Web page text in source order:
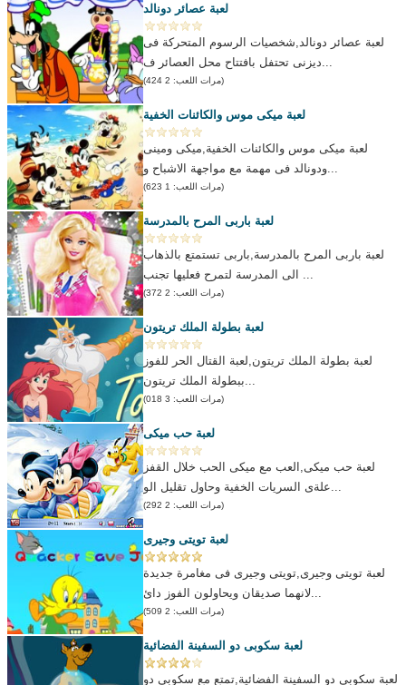
لعبة عصائر دونالد
لعبة عصائر دونالد,شخصيات الرسوم المتحركة فى
(مرات اللعب: 2 424)
لعبة ميكى موس والكائنات الخفية
لعبة ميكى موس والكائنات الخفية,ميكى ومينى
(مرات اللعب: 1 623)
لعبة باربى المرح بالمدرسة
لعبة باربى المرح بالمدرسة,باربى تستمتع بالذهاب
(مرات اللعب: 2 372)
لعبة بطولة الملك تريتون
لعبة بطولة الملك تريتون,لعبة القتال الحر للفوز
(مرات اللعب: 3 018)
لعبة حب ميكى
لعبة حب ميكى,العب مع ميكى الحب خلال القفز
(مرات اللعب: 2 292)
لعبة تويتى وجيرى
لعبة تويتى وجيرى,تويتى وجيرى فى مغامرة جديدة
(مرات اللعب: 2 509)
لعبة سكوبى دو السفينة الفضائية
لعبة سكوبى دو السفينة الفضائية,تمتع مع سكوبى دو